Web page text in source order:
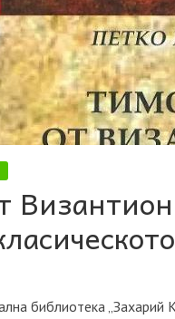
библиотека